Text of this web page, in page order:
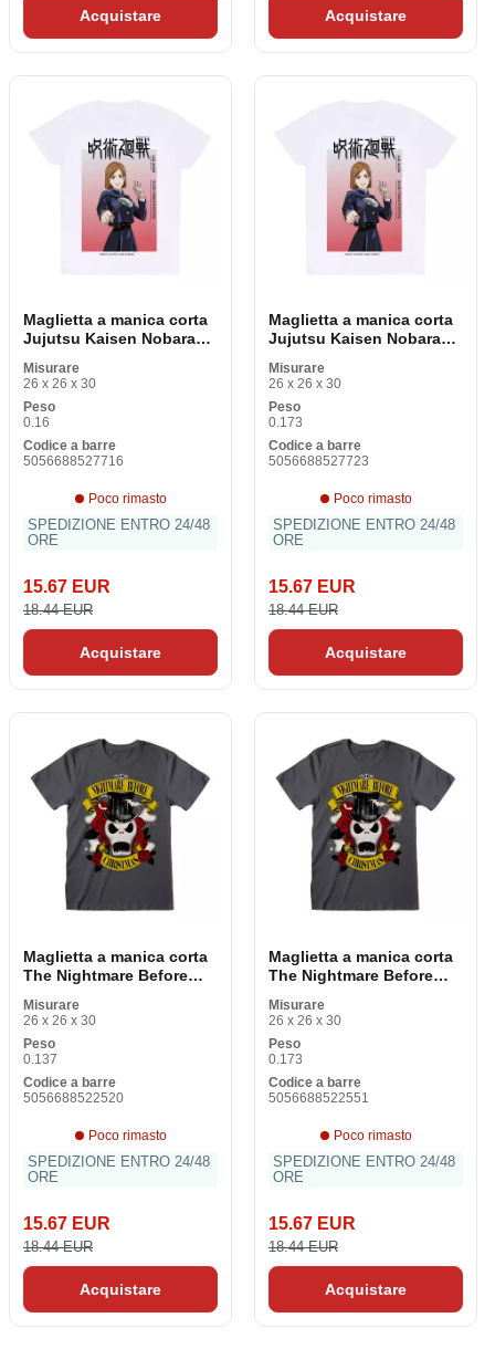
Acquistare Acquistare
Maglietta a manica corta
Jujutsu Kaisen Nobara
Misurare
26 x 26 x 30
Peso
0.16
Codice a barre
5056688527716
Poco rimasto
SPEDIZIONE ENTRO 24/48
ORE
15.67 EUR
18.44 EUR
Acquistare
Maglietta a manica corta
Jujutsu Kaisen Nobara
Misurare
26 x 26 x 30
Peso
0.173
Codice a barre
5056688527723
Poco rimasto
SPEDIZIONE ENTRO 24/48
ORE
15.67 EUR
18.44 EUR
Acquistare
Maglietta a manica corta
The Nightmare Before
Grafite Unisex
Misurare
26 x 26 x 30
Peso
0.137
Codice a barre
5056688522520
Poco rimasto
SPEDIZIONE ENTRO 24/48
ORE
15.67 EUR
18.44 EUR
Acquistare
Maglietta a manica corta
The Nightmare Before
Grafite Unisex
Misurare
26 x 26 x 30
Peso
0.173
Codice a barre
5056688522551
Poco rimasto
SPEDIZIONE ENTRO 24/48
ORE
15.67 EUR
18.44 EUR
Acquistare